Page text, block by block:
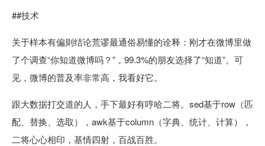
##技术
关于样本有偏则结论荒谬最通俗易懂的诠释：刚才在微博里做
了个调查“你知道微博吗？”，99.3%的朋友选择了“知道”。可
见，微博的普及率非常高，我看好它。
跟大数据打交道的人，手下最好有哼哈二将。sed基于row（匹
配、替换、选取），awk基于column（字典、统计、计算），
二将心心相印，基情四射，百战百胜。